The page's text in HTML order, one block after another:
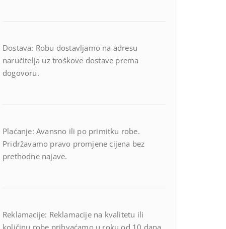
Dostava: Robu dostavljamo na adresu
naručitelja uz troškove dostave prema
dogovoru.
Plaćanje: Avansno ili po primitku robe.
Pridržavamo pravo promjene cijena bez
prethodne najave.
Reklamacije: Reklamacije na kvalitetu ili
količinu robe prihvaćamo u roku od 10 dana